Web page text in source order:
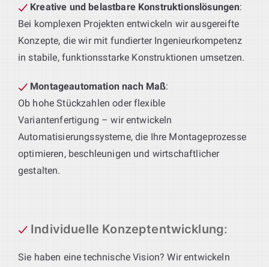
Kreative und belastbare Konstruktionslösungen:
Bei komplexen Projekten entwickeln wir ausgereifte
Konzepte, die wir mit fundierter Ingenieurkompetenz
in stabile, funktionsstarke Konstruktionen umsetzen.
Montageautomation nach Maß:
Ob hohe Stückzahlen oder flexible
Variantenfertigung – wir entwickeln
Automatisierungssysteme, die Ihre Montageprozesse
optimieren, beschleunigen und wirtschaftlicher
gestalten.
Individuelle Konzeptentwicklung:
Sie haben eine technische Vision? Wir entwickeln